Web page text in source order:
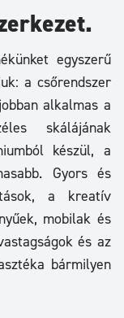
egyszerű
a csőrendszer
alkalmas a
skálájának
készül, a
Gyors és
a kreatív
mobilak és
és az
bármilyen